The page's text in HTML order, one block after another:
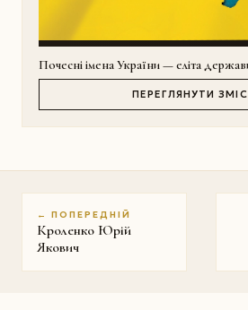
Почесні імена України — еліта
ПЕРЕГЛЯНУТИ
← ПОПЕРЕДНІЙ
Кроленко Юрій
Якович